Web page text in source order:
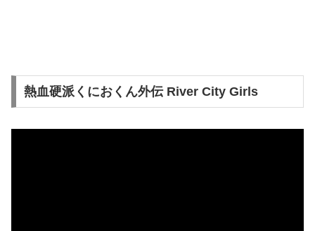
熱血硬派くにおくん外伝 River City Girls